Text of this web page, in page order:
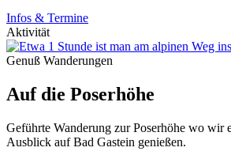
Infos & Termine
Aktivität
Genuß Wanderungen
Auf die Poserhöhe
Geführte Wanderung zur Poserhöhe wo wir
Ausblick auf Bad Gastein genießen.